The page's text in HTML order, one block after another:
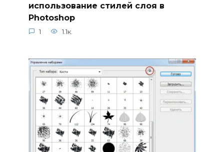
использование стилей слоя в
Photoshop
1 1.1к.